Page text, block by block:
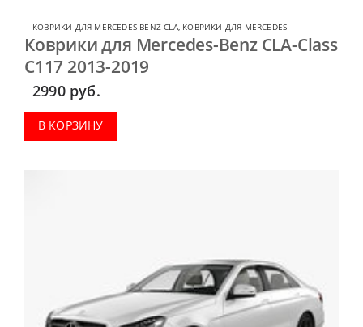
КОВРИКИ ДЛЯ MERCEDES-BENZ CLA, КОВРИКИ ДЛЯ MERCEDES
Коврики для Mercedes-Benz CLA-Class
C117 2013-2019
2990 руб.
В КОРЗИНУ